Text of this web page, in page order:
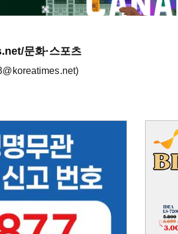
문화·스포츠